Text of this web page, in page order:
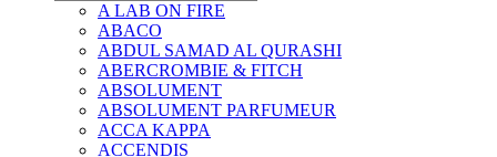
A LAB ON FIRE
ABACO
ABDUL SAMAD AL QURASHI
ABERCROMBIE & FITCH
ABSOLUMENT
ABSOLUMENT PARFUMEUR
ACCA KAPPA
ACCENDIS